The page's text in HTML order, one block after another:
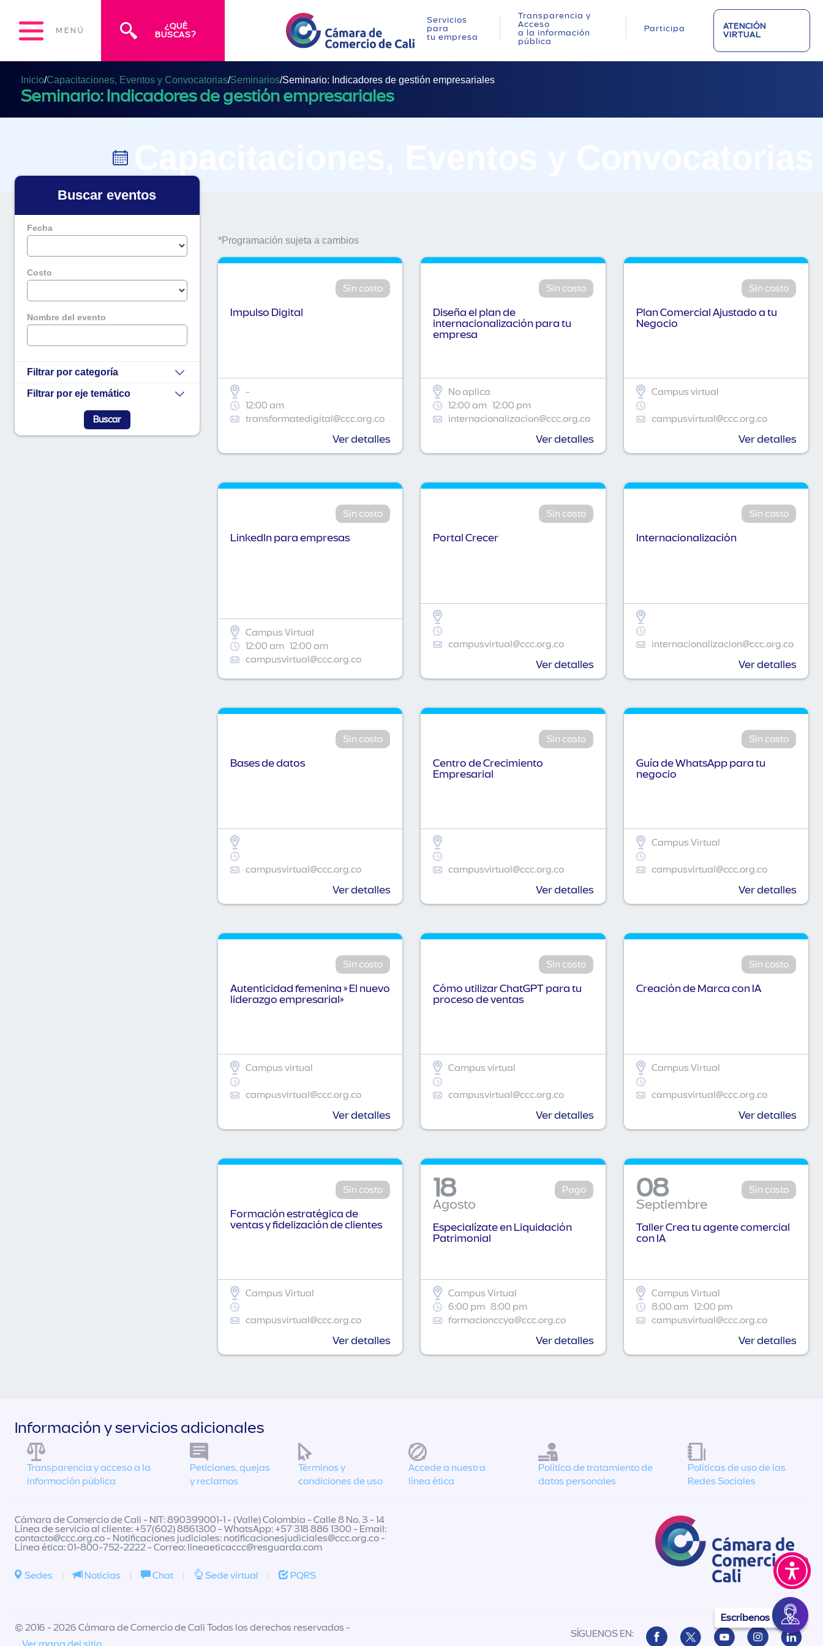
MENÚ
¿QUÉ
BUSCAS?
Servicios
para
tu empresa
Transparencia y
Acceso
a la información
pública
Participa
ATENCIÓN
VIRTUAL
Inicio/Capacitaciones, Eventos y Convocatorias/Seminarios/Seminario: Indicadores de gestión empresariales
Seminario: Indicadores de gestión empresariales
Buscar eventos
Fecha
Costo
Nombre del evento
Filtrar por categoría
Filtrar por eje temático
*Programación sujeta a cambios
Sin costo
Impulso Digital
-
12:00 am
transformatedigital@ccc.org.co
Ver detalles
Sin costo
Diseña el plan de
internacionalización para tu
empresa
No aplica
12:00 am 12:00 pm
internacionalizacion@ccc.org.co
Ver detalles
Sin costo
Plan Comercial Ajustado a tu
Negocio
Campus virtual
campusvirtual@ccc.org.co
Ver detalles
Sin costo
Linkedln para empresas
Campus Virtual
12:00 am 12:00 am
campusvirtual@ccc.org.co
Sin costo
Portal Crecer
campusvirtual@ccc.org.co
Ver detalles
Sin costo
Internacionalización
internacionalizacion@ccc.org.co
Ver detalles
Sin costo
Bases de datos
campusvirtual@ccc.org.co
Ver detalles
Sin costo
Centro de Crecimiento
Empresarial
campusvirtual@ccc.org.co
Ver detalles
Sin costo
Guía de WhatsApp para tu
negocio
Campus Virtual
campusvirtual@ccc.org.co
Ver detalles
Sin costo
Autenticidad femenina » El nuevo
liderazgo empresarial»
Campus virtual
campusvirtual@ccc.org.co
Ver detalles
Sin costo
Cómo utilizar ChatGPT para tu
proceso de ventas
Campus virtual
campusvirtual@ccc.org.co
Ver detalles
Sin costo
Creación de Marca con IA
Campus Virtual
campusvirtual@ccc.org.co
Ver detalles
Sin costo
Formación estratégica de
ventas y fidelización de clientes
Campus Virtual
campusvirtual@ccc.org.co
Ver detalles
18
Agosto
Pago
Especialízate en Liquidación
Patrimonial
Campus Virtual
6:00 pm 8:00 pm
formacionccya@ccc.org.co
Ver detalles
08
Septiembre
Sin costo
Taller Crea tu agente comercial
con IA
Campus Virtual
8:00 am 12:00 pm
campusvirtual@ccc.org.co
Ver detalles
Escríbenos
Información y servicios adicionales
Transparencia y acceso a la
información pública
Peticiones, quejas
y reclamos
Términos y
condiciones de uso
Accede a nuestra
línea ética
Política de tratamiento de
datos personales
Políticas de uso de las
Redes Sociales
Cámara de Comercio de Cali - NIT: 890399001-1 - (Valle) Colombia - Calle 8 No. 3 - 14
Línea de servicio al cliente: +57(602) 8861300 - WhatsApp: +57 318 886 1300 - Email:
contacto@ccc.org.co- Notificaciones judiciales: notificacionesjudiciales@ccc.org.co-
Línea ética: 01-800-752-2222 - Correo: lineaeticaccc@resguarda.com
Sedes | Noticias | Chat | Sede virtual | PQRS
© 2016 - 2026 Cámara de Comercio de Cali Todos los derechos reservados -
SÍGUENOS EN: